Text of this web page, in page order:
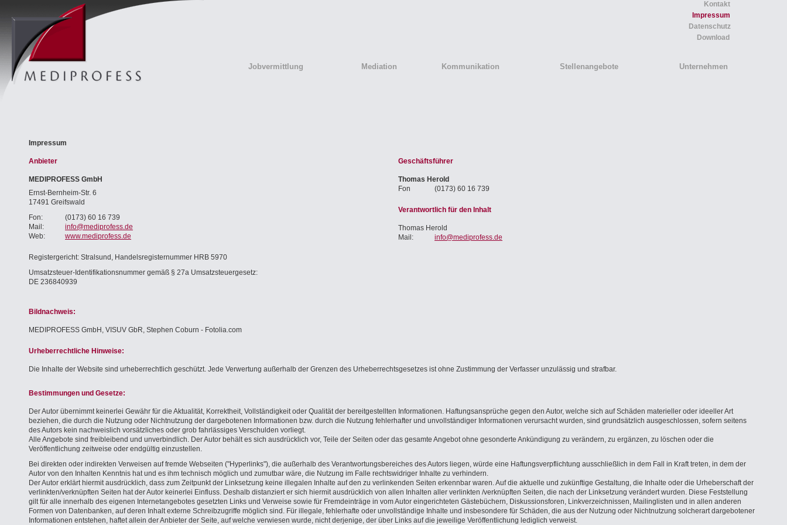
Jobvermittlung Mediation Kommunikation Stellenangebote
Kontakt
Impressum
Datenschutz
Download
Unternehmen
Impressum
Anbieter
MEDIPROFESS GmbH
Ernst-Bernheim-Str. 6
17491 Greifswald
Fon:
(0173) 60 16 739
Mail:
info@mediprofess.de
Web:
www.mediprofess.de
Registergericht: Stralsund, Handelsregisternummer HRB 5970
Umsatzsteuer-Identifikationsnummer gemäß § 27a Umsatzsteuergesetz:
DE 236840939
Geschäftsführer
Thomas Herold
Fon
(0173) 60 16 739
Verantwortlich für den Inhalt
Thomas Herold
Mail:
info@mediprofess.de
Bildnachweis:
MEDIPROFESS GmbH, VISUV GbR, Stephen Coburn - Fotolia.com
Urheberrechtliche Hinweise:
Die Inhalte der Website sind urheberrechtlich geschützt. Jede Verwertung außerhalb der Grenzen des Urheberrechtsgesetzes ist ohne Zustimmung der Verfasser unzulässig und strafbar.
Bestimmungen und Gesetze:
Der Autor übernimmt keinerlei Gewähr für die Aktualität, Korrektheit, Vollständigkeit oder Qualität der bereitgestellten Informationen. Haftungsansprüche gegen den Autor, welche sich auf Schäden materieller oder ideeller Art
beziehen, die durch die Nutzung oder Nichtnutzung der dargebotenen Informationen bzw. durch die Nutzung fehlerhafter und unvollständiger Informationen verursacht wurden, sind grundsätzlich ausgeschlossen, sofern seitens
des Autors kein nachweislich vorsätzliches oder grob fahrlässiges Verschulden vorliegt.
Alle Angebote sind freibleibend und unverbindlich. Der Autor behält es sich ausdrücklich vor, Teile der Seiten oder das gesamte Angebot ohne gesonderte Ankündigung zu verändern, zu ergänzen, zu löschen oder die
Veröffentlichung zeitweise oder endgültig einzustellen.
Bei direkten oder indirekten Verweisen auf fremde Webseiten ("Hyperlinks"), die außerhalb des Verantwortungsbereiches des Autors liegen, würde eine Haftungsverpflichtung ausschließlich in dem Fall in Kraft treten, in dem der
Autor von den Inhalten Kenntnis hat und es ihm technisch möglich und zumutbar wäre, die Nutzung im Falle rechtswidriger Inhalte zu verhindern.
Der Autor erklärt hiermit ausdrücklich, dass zum Zeitpunkt der Linksetzung keine illegalen Inhalte auf den zu verlinkenden Seiten erkennbar waren. Auf die aktuelle und zukünftige Gestaltung, die Inhalte oder die Urheberschaft der
verlinkten/verknüpften Seiten hat der Autor keinerlei Einfluss. Deshalb distanziert er sich hiermit ausdrücklich von allen Inhalten aller verlinkten /verknüpften Seiten, die nach der Linksetzung verändert wurden. Diese Feststellung
gilt für alle innerhalb des eigenen Internetangebotes gesetzten Links und Verweise sowie für Fremdeinträge in vom Autor eingerichteten Gästebüchern, Diskussionsforen, Linkverzeichnissen, Mailinglisten und in allen anderen
Formen von Datenbanken, auf deren Inhalt externe Schreibzugriffe möglich sind. Für illegale, fehlerhafte oder unvollständige Inhalte und insbesondere für Schäden, die aus der Nutzung oder Nichtnutzung solcherart dargebotener
Informationen entstehen, haftet allein der Anbieter der Seite, auf welche verwiesen wurde, nicht derjenige, der über Links auf die jeweilige Veröffentlichung lediglich verweist.